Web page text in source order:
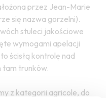
przez Jean-Marie
się nazwa gorzelni).
stuleci jakościowe
wymogami apelacji
ścisłą kontrolę nad
trunków.
z kategorii agricole, do